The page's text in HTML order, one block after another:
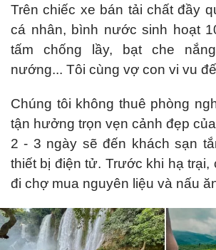
Trên chiếc xe bán tải chất đầy
cá nhân, bình nước sinh hoạt
tấm chống lầy, bạt che
nướng... Tôi cùng vợ con vi vu
Chúng tôi không thuê phòng
tận hưởng trọn vẹn cảnh đẹp
2 - 3 ngày sẽ đến khách sạn
thiết bị điện tử. Trước khi hạ trại,
đi chợ mua nguyên liệu và nấu